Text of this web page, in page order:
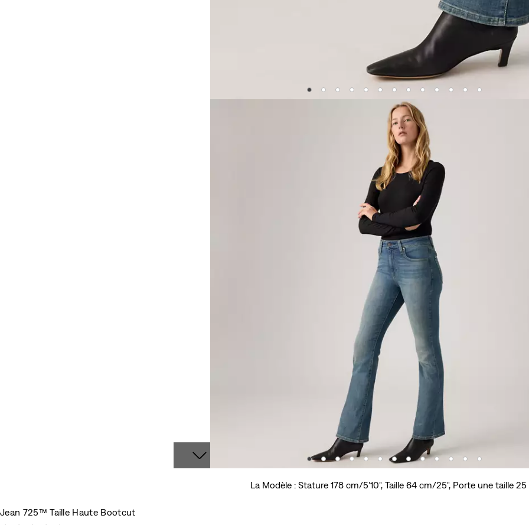
La Modèle : Stature 178 cm/5'10", Taille 64 cm/25", Porte une taille
Jean 725™ Taille Haute Bootcut